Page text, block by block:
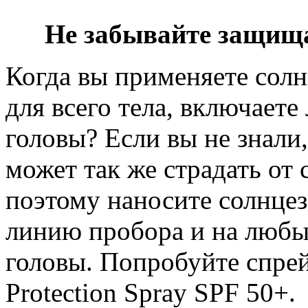
Не забывайте
Когда вы применяете
для всего тела,
головы? Если вы не
может так же страдать от
поэтому наносите
линию пробора и на
головы. Попробуйте
Protection Spray SPF 50+.